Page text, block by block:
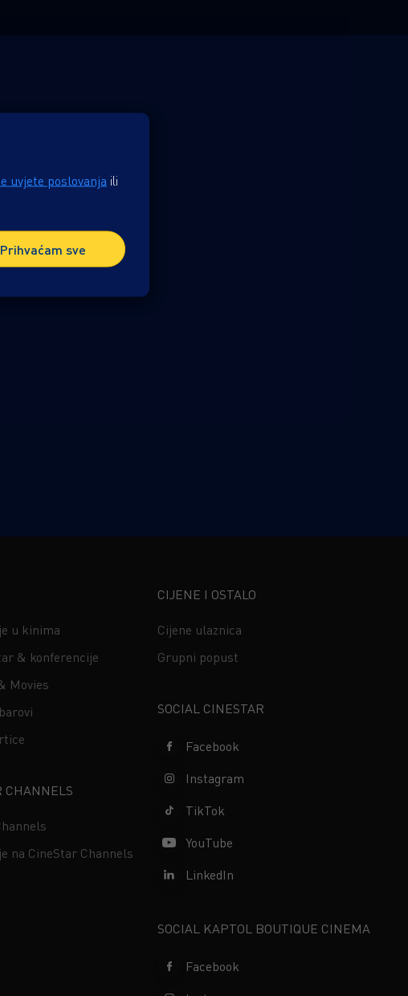
u kinima
& konferencije
Movies
CHANNELS
na CineStar Channels
CIJENE I OSTALO
Cijene ulaznica
Grupni popust
SOCIAL CINESTAR
Facebook
Instagram
TikTok
YouTube
LinkedIn
SOCIAL KAPTOL BOUTIQUE CINEMA
Facebook
uvjete poslovanja ili
Prihvaćam sve